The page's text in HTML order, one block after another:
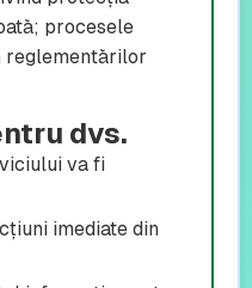
procesele
reglementărilor
dvs.
va fi
imediate din